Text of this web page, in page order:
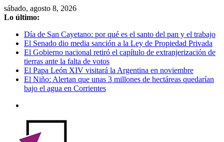
Saltar
al
sábado, agosto 8, 2026
Lo último:
Día de San Cayetano: por qué es el santo del pan y el trabajo
El Senado dio media sanción a la Ley de Propiedad Privada
El Gobierno nacional retiró el capítulo de extranjerización de
tierras ante la falta de votos
El Papa León XIV visitará la Argentina en noviembre
El Niño: Alertan que unas 3 millones de hectáreas quedarían
bajo el agua en Corrientes